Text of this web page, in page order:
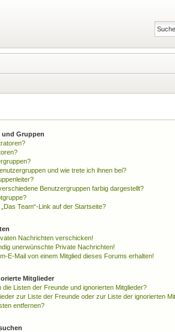
Gruppen
und wie trete ich ihnen bei?
Benutzergruppen farbig dargestellt?
Team“-Link auf der Startseite?
Nachrichten verschicken!
unerwünschte Private Nachrichten!
E-Mail von einem Mitglied dieses Forums erhalten!
Mitglieder
die Listen der Freunde und ignorierten Mitglieder?
zur Liste der Freunde oder zur Liste der ignorierten
entfernen?